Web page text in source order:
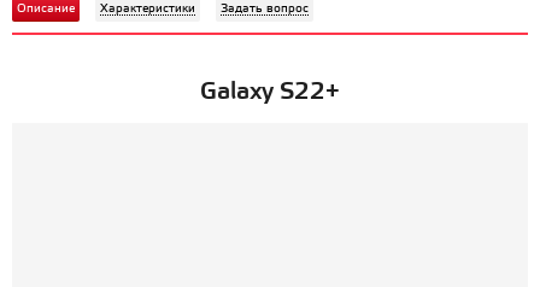
Описание Характеристики Задать вопрос
Galaxy S22+